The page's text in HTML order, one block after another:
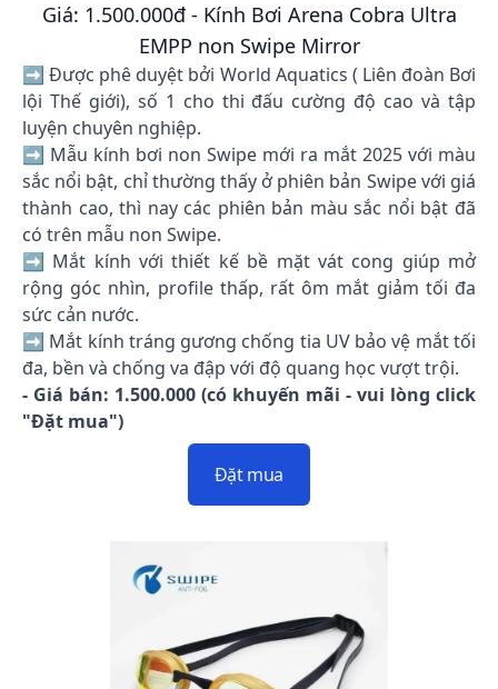
Giá: 1.500.000đ - Kính Bơi Arena Cobra Ultra
EMPP non Swipe Mirror
➡️ Được phê duyệt bởi World Aquatics ( Liên đoàn Bơi
lội Thế giới), số 1 cho thi đấu cường độ cao và tập
luyện chuyên nghiệp.
➡️ Mẫu kính bơi non Swipe mới ra mắt 2025 với màu
sắc nổi bật, chỉ thường thấy ở phiên bản Swipe với giá
thành cao, thì nay các phiên bản màu sắc nổi bật đã
có trên mẫu non Swipe.
➡️ Mắt kính với thiết kế bề mặt vát cong giúp mở
rộng góc nhìn, profile thấp, rất ôm mắt giảm tối đa
sức cản nước.
➡️ Mắt kính tráng gương chống tia UV bảo vệ mắt tối
đa, bền và chống va đập với độ quang học vượt trội.
- Giá bán: 1.500.000 (có khuyến mãi - vui lòng click
"Đặt mua")
Đặt mua